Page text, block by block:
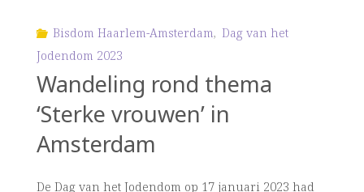
Bisdom Haarlem-Amsterdam, Dag van het
Jodendom 2023
Wandeling rond thema
‘Sterke vrouwen’ in
Amsterdam
De Dag van het Jodendom op 17 januari 2023 had